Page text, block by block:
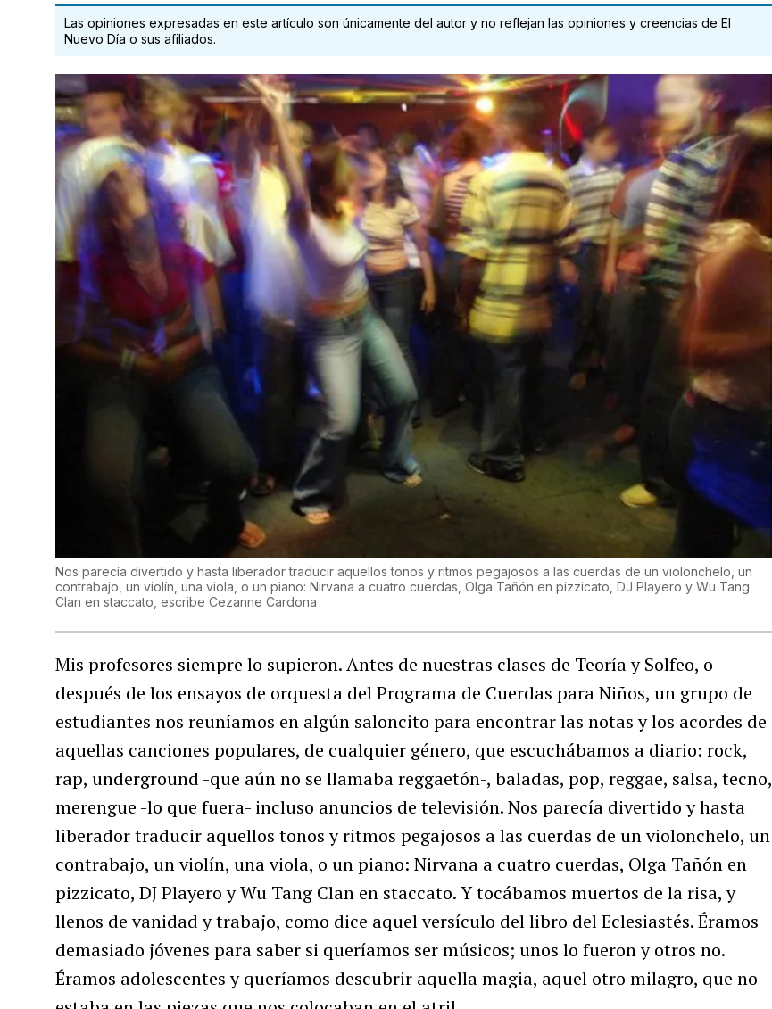
Las opiniones expresadas en este artículo son únicamente del autor y no reflejan las opiniones y creencias de El
Nuevo Día o sus afiliados.
Nos parecía divertido y hasta liberador traducir aquellos tonos y ritmos pegajosos a las cuerdas de un violonchelo, un
contrabajo, un violín, una viola, o un piano: Nirvana a cuatro cuerdas, Olga Tañón en pizzicato, DJ Playero y Wu Tang
Clan en staccato, escribe Cezanne Cardona
Mis profesores siempre lo supieron. Antes de nuestras clases de Teoría y Solfeo, o
después de los ensayos de orquesta del Programa de Cuerdas para Niños, un grupo de
estudiantes nos reuníamos en algún saloncito para encontrar las notas y los acordes de
aquellas canciones populares, de cualquier género, que escuchábamos a diario: rock,
rap, underground -que aún no se llamaba reggaetón-, baladas, pop, reggae, salsa, tecno,
merengue -lo que fuera- incluso anuncios de televisión. Nos parecía divertido y hasta
liberador traducir aquellos tonos y ritmos pegajosos a las cuerdas de un violonchelo, un
contrabajo, un violín, una viola, o un piano: Nirvana a cuatro cuerdas, Olga Tañón en
pizzicato, DJ Playero y Wu Tang Clan en staccato. Y tocábamos muertos de la risa, y
llenos de vanidad y trabajo, como dice aquel versículo del libro del Eclesiastés. Éramos
demasiado jóvenes para saber si queríamos ser músicos; unos lo fueron y otros no.
Éramos adolescentes y queríamos descubrir aquella magia, aquel otro milagro, que no